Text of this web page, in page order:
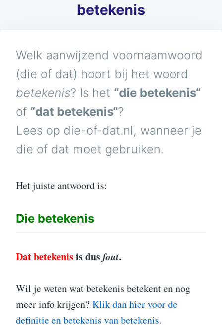
betekenis
Welk aanwijzend voornaamwoord
(die of dat) hoort bij het woord
betekenis? Is het “die betekenis“
of “dat betekenis“?
Lees op die-of-dat.nl, wanneer je
die of dat moet gebruiken.
Het juiste antwoord is:
Die betekenis
Dat betekenisis dusfout.
Wil je weten wat betekenis betekent en nog
meer info krijgen?Klik dan hier voor de
definitie en betekenis van betekenis.